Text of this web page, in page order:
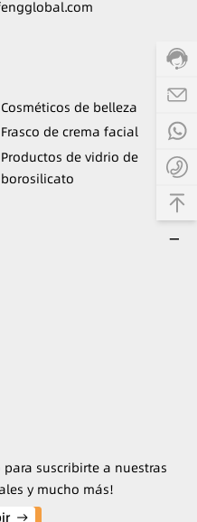
Cosméticos de belleza
Frasco de crema facial
Productos de vidrio de
borosilicato
suscribirte a nuestras
y mucho más!
→